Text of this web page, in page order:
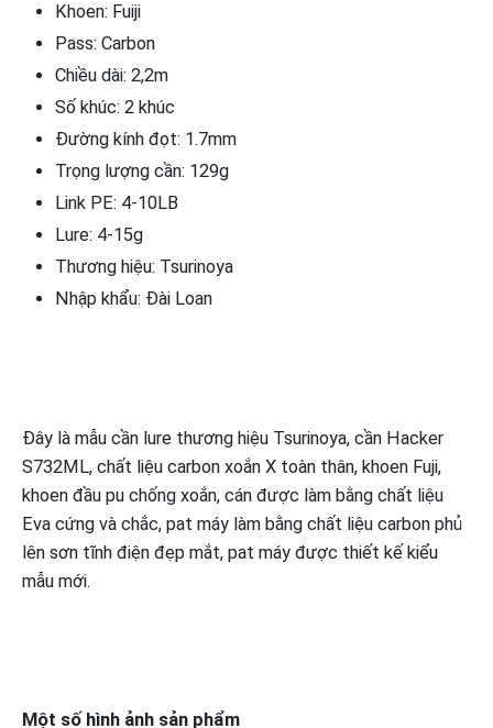
Khoen: Fuiji
Pass: Carbon
Chiều dài: 2,2m
Số khúc: 2 khúc
Đường kính đọt: 1.7mm
Trọng lượng cần: 129g
Link PE: 4-10LB
Lure: 4-15g
Thương hiệu: Tsurinoya
Nhập khẩu: Đài Loan
Đây là mẫu cần lure thương hiệu Tsurinoya, cần Hacker
S732ML, chất liệu carbon xoắn X toàn thân, khoen Fuji,
khoen đầu pu chống xoắn, cán được làm bằng chất liệu
Eva cứng và chắc, pat máy làm bằng chất liệu carbon phủ
lên sơn tĩnh điện đẹp mắt, pat máy được thiết kế kiểu
mẫu mới.
Một số hình ảnh sản phẩm